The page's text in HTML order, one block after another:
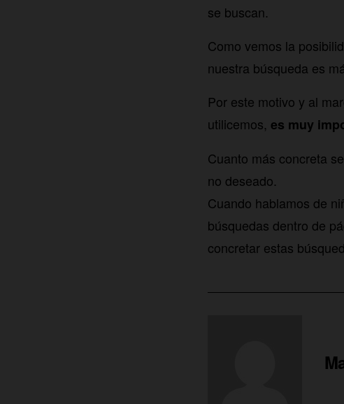
se buscan.
Como vemos la
nuestra búsqueda es
Por este motivo y al
utilicemos, es muy
Cuanto más concreta
no deseado.
Cuando hablamos de
búsquedas dentro de
concretar estas